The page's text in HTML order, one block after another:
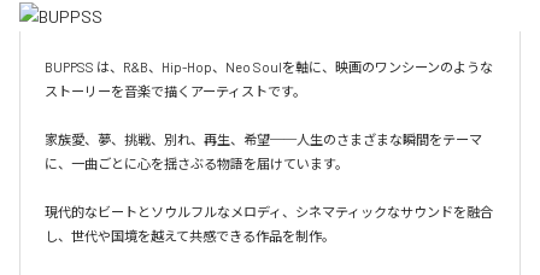
BUPPSS は、R&B、Hip-Hop、Neo Soulを軸に、映画のワンシーンのような
ストーリーを音楽で描くアーティストです。
家族愛、夢、挑戦、別れ、再生、希望──人生のさまざまな瞬間をテーマ
に、一曲ごとに心を揺さぶる物語を届けています。
現代的なビートとソウルフルなメロディ、シネマティックなサウンドを融合
し、世代や国境を越えて共感できる作品を制作。